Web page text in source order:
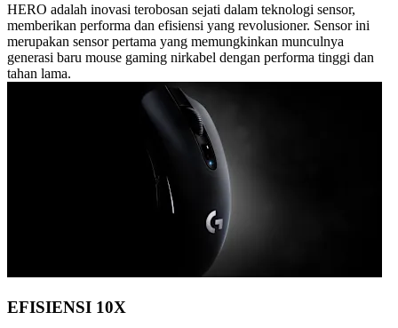
HERO adalah inovasi terobosan sejati dalam teknologi sensor,
memberikan performa dan efisiensi yang revolusioner. Sensor ini
merupakan sensor pertama yang memungkinkan munculnya
generasi baru mouse gaming nirkabel dengan performa tinggi dan
tahan lama.
EFISIENSI 10X